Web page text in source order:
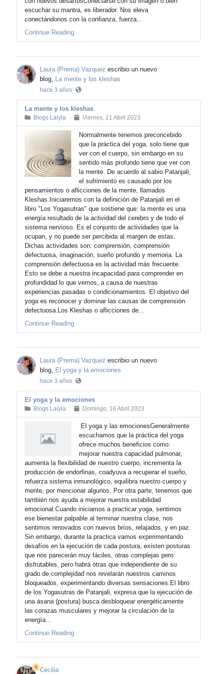
escuchar su mantra, es liberador. Nos eleva
conectándonos con la confianza, fuerza...
Continue Reading
Laura (Prema) Vazquez escribio un nuevo
blog, La mente y los kleshas
hace 3 años
La mente y los kleshas
Blogs Laiyla Viernes, 21 Abril 2023
Normalmente tenemos preconcebido
que la práctica del yoga, solo tiene que
ver con el cuerpo, sin embargo en su
sentido más profundo tiene que ver con
la mente. De acuerdo al sabio Patanjali,
el sufrimiento es causado por los
pensamientos o aflicciones de la mente, llamados
Kleshas.Iniciaremos con la definición de Patanjali en el
libro "Los Yogasutras" que sostiene que: la mente es una
energía resultado de la actividad del cerebro y de todo el
sistema nervioso. Es el conjunto de actividades que la
ocupan, y no puede ser percibida al margen de estas.
Dichas actividades son: comprensión, comprensión
defectuosa, imaginación, sueño profundo y memoria. La
comprensión defectuosa es la actividad más frecuente.
Esto se debe a nuestra incapacidad para comprender en
profundidad lo que vemos, a causa de nuestras
experiencias pasadas o condicionamientos. El objetivo del
yoga es reconocer y dominar las causas de comprensión
defectuosa.Los Kleshas o aflicciones de...
Continue Reading
Laura (Prema) Vazquez escribio un nuevo
blog, El yoga y la emociones
hace 3 años
El yoga y la emociones
Blogs Laiyla Domingo, 16 Abril 2023
El yoga y las emocionesGeneralmente
escuchamos que la práctica del yoga
ofrece muchos beneficios como:
mejorar nuestra capacidad pulmonar,
aumenta la flexibilidad de nuestro cuerpo, incrementa la
producción de endorfinas, coadyuva a recuperar el sueño,
refuerza sistema inmunológico, equilibra nuestro cuerpo y
mente, por mencionar algunos. Por otra parte, tenemos que
también nos ayuda a mejorar nuestra estabilidad
emocional.Cuando iniciamos a practicar yoga, sentimos
ese bienestar palpable al terminar nuestra clase, nos
sentimos renovados con nuevos bríos, relajados, y en paz.
Sin embargo, durante la practica vamos experimentando
desafíos en la ejecución de cada postura, existen posturas
que nos parecerán muy fáciles, otras complejas pero
disfrutables, pero habrá otras que independiente de su
grado de complejidad nos revelarán nuestros caminos
bloqueados, experimentando diversas sensaciones.El libro
de los Yogasutras de Patanjali, expresa que la ejecución de
una ásana (postura) busca desbloquear energéticamente
las corazas musculares y mejorar la circulación de la
energía...
Continue Reading
Cecilia